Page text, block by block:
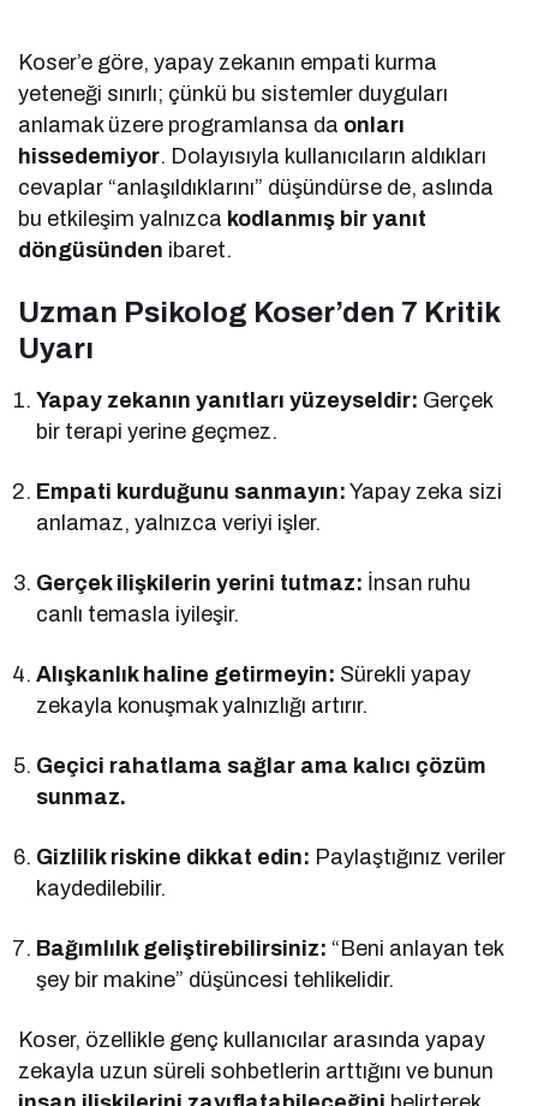
Koser’e göre, yapay zekanın empati kurma
yeteneği sınırlı; çünkü bu sistemler duyguları
anlamak üzere programlansa da onları
hissedemiyor. Dolayısıyla kullanıcıların aldıkları
cevaplar “anlaşıldıklarını” düşündürse de, aslında
bu etkileşim yalnızca kodlanmış bir yanıt
döngüsünden ibaret.
Uzman Psikolog Koser’den 7 Kritik
Uyarı
Yapay zekanın yanıtları yüzeyseldir: Gerçek
bir terapi yerine geçmez.
Empati kurduğunu sanmayın: Yapay zeka sizi
anlamaz, yalnızca veriyi işler.
Gerçek ilişkilerin yerini tutmaz: İnsan ruhu
canlı temasla iyileşir.
Alışkanlık haline getirmeyin: Sürekli yapay
zekayla konuşmak yalnızlığı artırır.
Geçici rahatlama sağlar ama kalıcı çözüm
sunmaz.
Gizlilik riskine dikkat edin: Paylaştığınız veriler
kaydedilebilir.
Bağımlılık geliştirebilirsiniz: “Beni anlayan tek
şey bir makine” düşüncesi tehlikelidir.
Koser, özellikle genç kullanıcılar arasında yapay
zekayla uzun süreli sohbetlerin arttığını ve bunun